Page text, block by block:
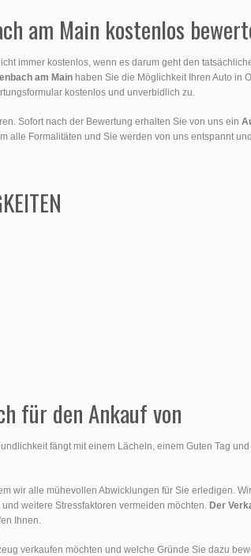
am Main kostenlos
immer kostenlos, wenn es darum geht den
am Main haben Sie die Möglichkeit Ihren Auto in
kostenlos und unverbidlich zu.
Sofort nach der Bewertung erhalten Sie von uns ein
alle Formalitäten und Sie werden von uns entspannt
für den Ankauf von
fängt mit einem Lächeln, einem Guten Tag
wir alle mühevollen Abwicklungen für Sie erledigen.
weitere Stressfaktoren vermeiden möchten. Der
Ihnen.
verkaufen möchten und welche Gründe Sie dazu